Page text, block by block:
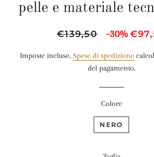
pelle e materiale
Prezzo
listino
€139,50 -30% Prezzo
Imposte incluse. Spese di spedizione
del pagamento.
Colore
NERO